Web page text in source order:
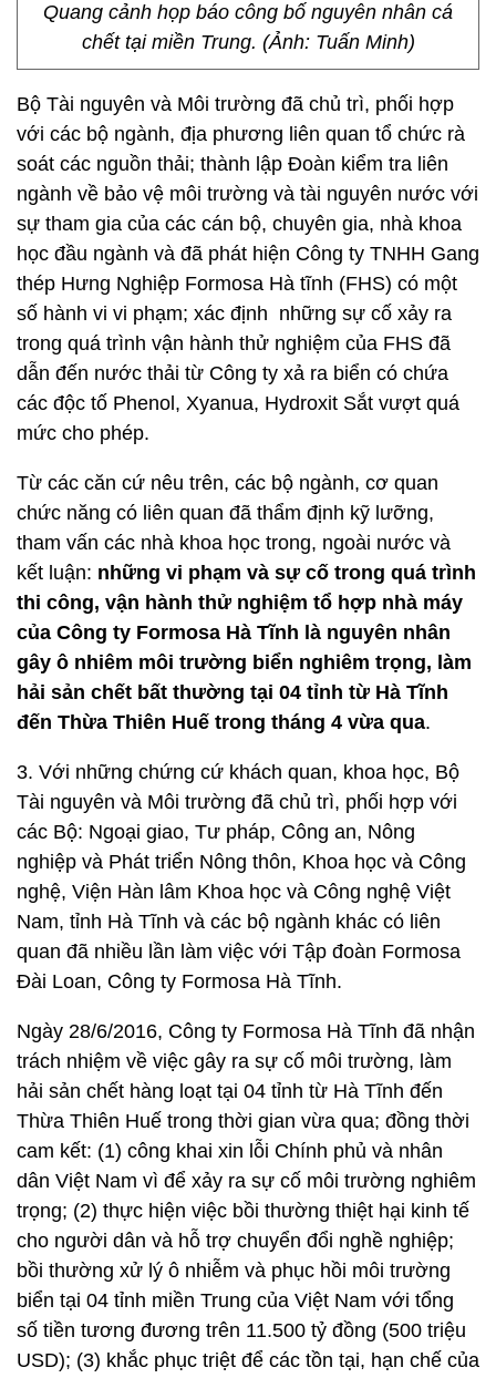
Quang cảnh họp báo công bố nguyên nhân cá
chết tại miền Trung. (Ảnh: Tuấn Minh)
Bộ Tài nguyên và Môi trường đã chủ trì, phối hợp
với các bộ ngành, địa phương liên quan tổ chức rà
soát các nguồn thải; thành lập Đoàn kiểm tra liên
ngành về bảo vệ môi trường và tài nguyên nước với
sự tham gia của các cán bộ, chuyên gia, nhà khoa
học đầu ngành và đã phát hiện Công ty TNHH Gang
thép Hưng Nghiệp Formosa Hà tĩnh (FHS) có một
số hành vi vi phạm; xác định những sự cố xảy ra
trong quá trình vận hành thử nghiệm của FHS đã
dẫn đến nước thải từ Công ty xả ra biển có chứa
các độc tố Phenol, Xyanua, Hydroxit Sắt vượt quá
mức cho phép.
Từ các căn cứ nêu trên, các bộ ngành, cơ quan
chức năng có liên quan đã thẩm định kỹ lưỡng,
tham vấn các nhà khoa học trong, ngoài nước và
kết luận: những vi phạm và sự cố trong quá trình
thi công, vận hành thử nghiệm tổ hợp nhà máy
của Công ty Formosa Hà Tĩnh là nguyên nhân
gây ô nhiêm môi trường biển nghiêm trọng, làm
hải sản chết bất thường tại 04 tỉnh từ Hà Tĩnh
đến Thừa Thiên Huế trong tháng 4 vừa qua.
3. Với những chứng cứ khách quan, khoa học, Bộ
Tài nguyên và Môi trường đã chủ trì, phối hợp với
các Bộ: Ngoại giao, Tư pháp, Công an, Nông
nghiệp và Phát triển Nông thôn, Khoa học và Công
nghệ, Viện Hàn lâm Khoa học và Công nghệ Việt
Nam, tỉnh Hà Tĩnh và các bộ ngành khác có liên
quan đã nhiều lần làm việc với Tập đoàn Formosa
Đài Loan, Công ty Formosa Hà Tĩnh.
Ngày 28/6/2016, Công ty Formosa Hà Tĩnh đã nhận
trách nhiệm về việc gây ra sự cố môi trường, làm
hải sản chết hàng loạt tại 04 tỉnh từ Hà Tĩnh đến
Thừa Thiên Huế trong thời gian vừa qua; đồng thời
cam kết: (1) công khai xin lỗi Chính phủ và nhân
dân Việt Nam vì để xảy ra sự cố môi trường nghiêm
trọng; (2) thực hiện việc bồi thường thiệt hại kinh tế
cho người dân và hỗ trợ chuyển đổi nghề nghiệp;
bồi thường xử lý ô nhiễm và phục hồi môi trường
biển tại 04 tỉnh miền Trung của Việt Nam với tổng
số tiền tương đương trên 11.500 tỷ đồng (500 triệu
USD); (3) khắc phục triệt để các tồn tại, hạn chế của